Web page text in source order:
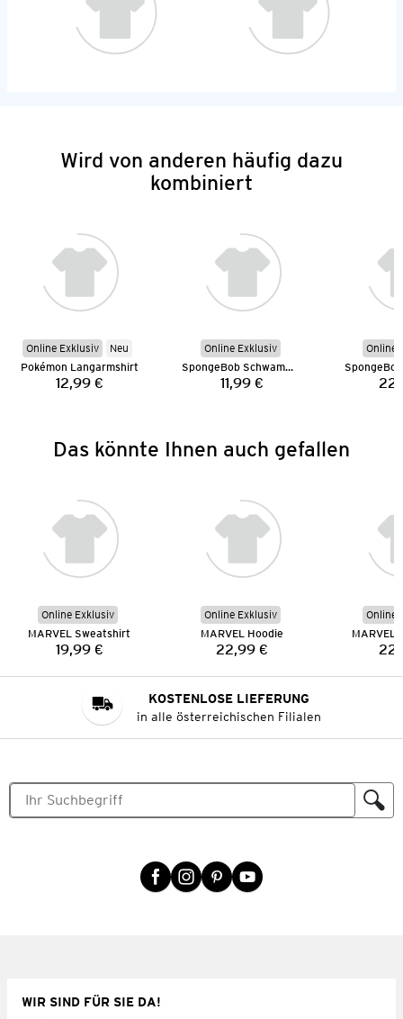
Wird von anderen häufig dazu
kombiniert
Online Exklusiv
Neu
Pokémon Langarmshirt
Preis:
12,99 €
Online Exklusiv
SpongeBob Schwammkopf T-Shirt
Preis:
11,99 €
Online
Das könnte Ihnen auch gefallen
Online Exklusiv
MARVEL Sweatshirt
Preis:
19,99 €
Online Exklusiv
MARVEL Hoodie
Preis:
22,99 €
Online
MARVEL
KOSTENLOSE LIEFERUNG
in alle österreichischen Filialen
WIR SIND FÜR SIE DA!